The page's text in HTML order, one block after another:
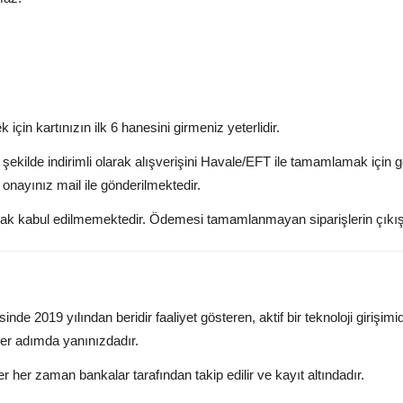
kartınızın ilk 6 hanesini girmeniz yeterlidir.
indirimli olarak alışverişini Havale/EFT ile tamamlamak için
mail ile gönderilmektedir.
kabul edilmemektedir. Ödemesi tamamlanmayan siparişlerin
2019 yılından beridir faaliyet gösteren, aktif bir teknoloji
yanınızdadır.
her zaman bankalar tarafından takip edilir ve kayıt altındadır.